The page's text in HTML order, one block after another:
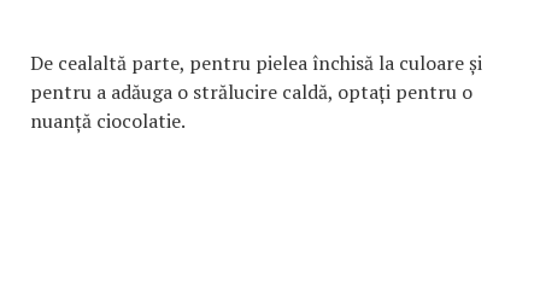
De cealaltă parte, pentru pielea închisă la culoare și
pentru a adăuga o strălucire caldă, optați pentru o
nuanță ciocolatie.